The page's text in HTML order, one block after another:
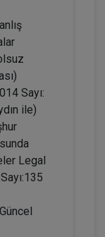
Ekle
Sayı:
ile)
Legal